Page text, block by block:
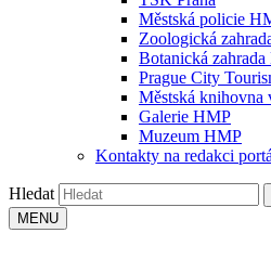
Městská policie
Zoologická
Botanická
Prague City
Městská knihovna
Galerie HMP
Muzeum HMP
Kontakty na redakci
Hledat
MENU